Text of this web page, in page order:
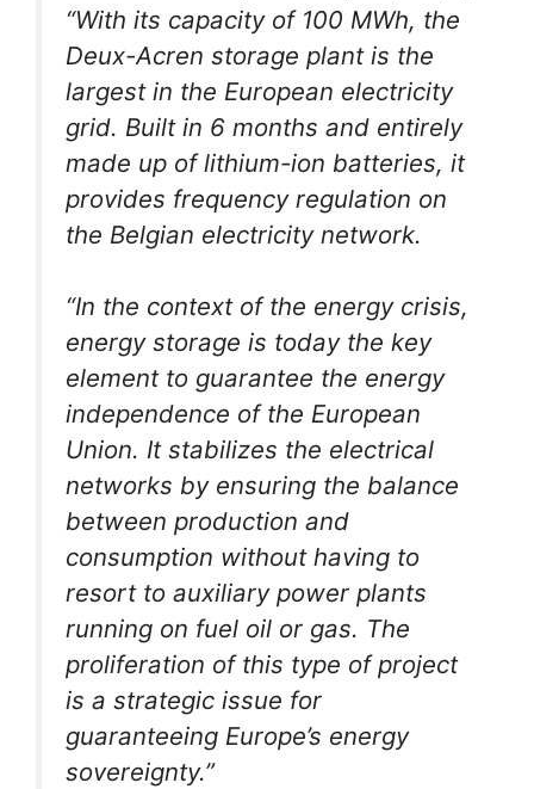
“With its capacity of 100 MWh, the
Deux-Acren storage plant is the
largest in the European electricity
grid. Built in 6 months and entirely
made up of lithium-ion batteries, it
provides frequency regulation on
the Belgian electricity network.
“In the context of the energy crisis,
energy storage is today the key
element to guarantee the energy
independence of the European
Union. It stabilizes the electrical
networks by ensuring the balance
between production and
consumption without having to
resort to auxiliary power plants
running on fuel oil or gas. The
proliferation of this type of project
is a strategic issue for
guaranteeing Europe’s energy
sovereignty.”